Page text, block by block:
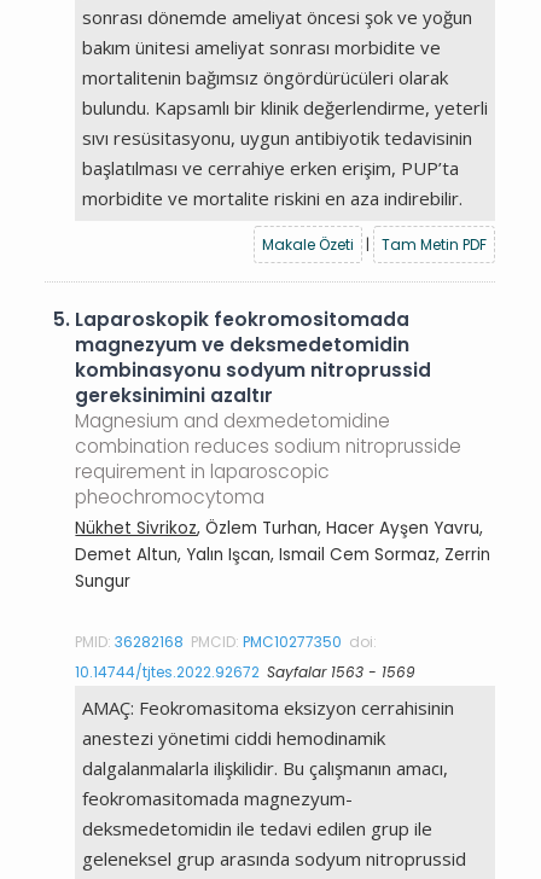
sonrası dönemde ameliyat öncesi şok ve yoğun
bakım ünitesi ameliyat sonrası morbidite ve
mortalitenin bağımsız öngördürücüleri olarak
bulundu. Kapsamlı bir klinik değerlendirme, yeterli
sıvı resüsitasyonu, uygun antibiyotik tedavisinin
başlatılması ve cerrahiye erken erişim, PUP’ta
morbidite ve mortalite riskini en aza indirebilir.
Makale Özeti | Tam Metin PDF
5. Laparoskopik feokromositomada
magnezyum ve deksmedetomidin
kombinasyonu sodyum nitroprussid
gereksinimini azaltır
Magnesium and dexmedetomidine
combination reduces sodium nitroprusside
requirement in laparoscopic
pheochromocytoma
Nükhet Sivrikoz, Özlem Turhan, Hacer Ayşen Yavru,
Demet Altun, Yalın Işcan, Ismail Cem Sormaz, Zerrin
Sungur
PMID:36282168 PMCID:PMC10277350 doi:
10.14744/tjtes.2022.92672 Sayfalar 1563 - 1569
AMAÇ: Feokromasitoma eksizyon cerrahisinin
anestezi yönetimi ciddi hemodinamik
dalgalanmalarla ilişkilidir. Bu çalışmanın amacı,
feokromasitomada magnezyum-
deksmedetomidin ile tedavi edilen grup ile
geleneksel grup arasında sodyum nitroprussid